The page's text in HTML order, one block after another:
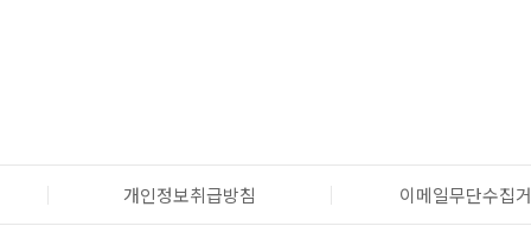
개인정보취급방침 이메일무단수집